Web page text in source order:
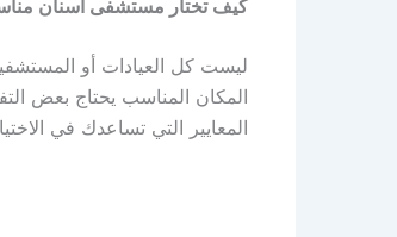
كيف تختار مستشفى أسنان
ليست كل العيادات أو
المكان المناسب يحتاج بعض
المعايير التي تساعدك في